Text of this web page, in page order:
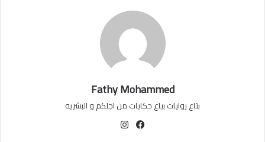
Fathy Mohammed
بتاع روايات بياع حكايات من اجلكم و البشريه
فيسبوك